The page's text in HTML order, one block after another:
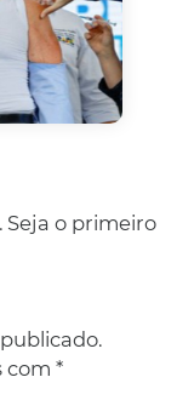
o primeiro
com *